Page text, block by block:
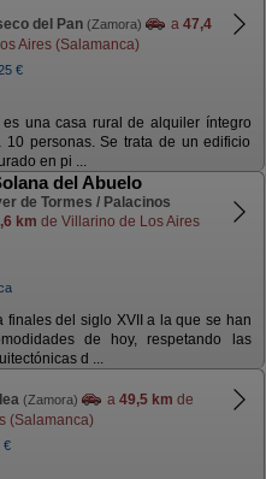
del Pan (Zamora) a 47,4
Aires (Salamanca)
€
una casa rural de alquiler íntegro
10 personas. Se trata de un edificio
en pi ...
del Abuelo
de Tormes / Palacinos
km de Villarino de Los Aires
finales del siglo XVII a la que se han
de hoy, respetando las
d ...
(Zamora) a 49,5 km de
(Salamanca)
€